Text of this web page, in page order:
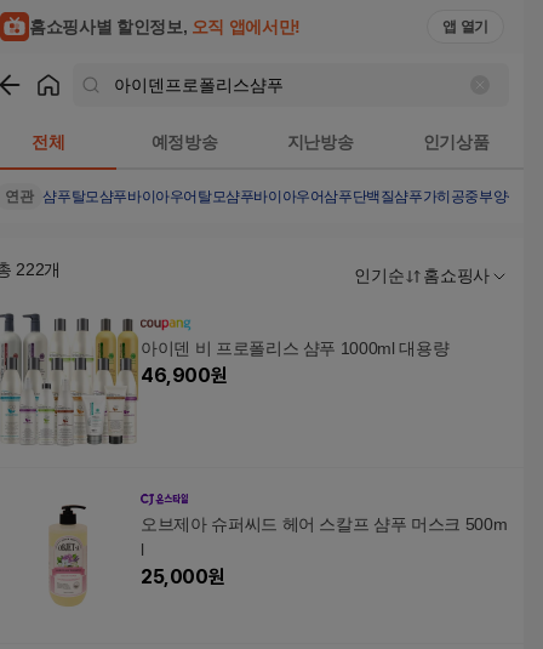
홈쇼핑사별 할인정보, 오직 앱에서만! 앱 열기
전체 예정방송 지난방송 인기상품
연관 샴푸탈모샴푸바이아우어탈모샴푸바이아우어삼푸단백질샴푸가히공중부양샴푸
222개 인기순 홈쇼핑사
아이덴 비 프로폴리스 샴푸 1000ml 대용량
46,900원
오브제아 슈퍼씨드 헤어 스칼프 샴푸 머스크 500m
l
25,000원